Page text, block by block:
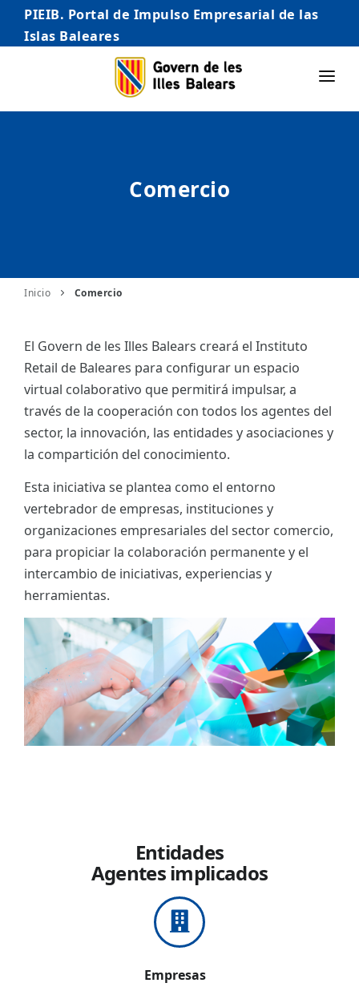
PIEIB. Portal de Impulso Empresarial de las
Islas Baleares
INICIO
AUTÓNOMO/AUTÓNOMA
INTERNACIONALIZACIÓN
ES
Comercio
Inicio Comercio
El Govern de les Illes Balears creará el Instituto
Retail de Baleares para configurar un espacio
virtual colaborativo que permitirá impulsar, a
través de la cooperación con todos los agentes del
sector, la innovación, las entidades y asociaciones y
la compartición del conocimiento.
Esta iniciativa se plantea como el entorno
vertebrador de empresas, instituciones y
organizaciones empresariales del sector comercio,
para propiciar la colaboración permanente y el
intercambio de iniciativas, experiencias y
herramientas.
Entidades
Agentes implicados
Empresas